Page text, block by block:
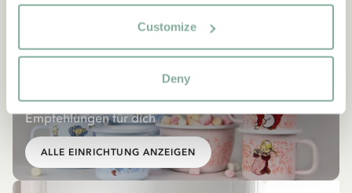
Customize
Deny
Ähnliche Produkte
Empfehlungen für dich
ALLE EINRICHTUNG ANZEIGEN